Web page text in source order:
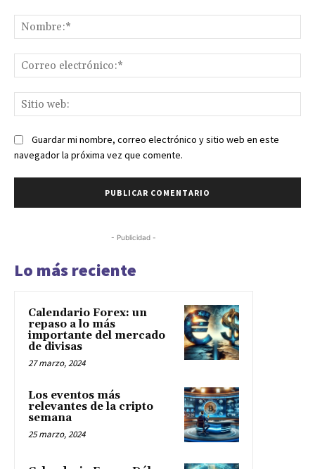
Guardar mi nombre, correo electrónico y sitio web en este
navegador la próxima vez que comente.
- Publicidad -
Lo más reciente
Calendario Forex: un
repaso a lo más
importante del mercado
de divisas
27 marzo, 2024
Los eventos más
relevantes de la cripto
semana
25 marzo, 2024